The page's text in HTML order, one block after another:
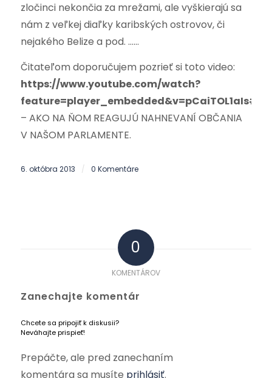
zločinci nekončia za mrežami, ale vyškierajú sa
nám z veľkej diaľky karibských ostrovov, či
nejakého Belize a pod. ……
Čitateľom doporučujem pozrieť si toto video:
https://www.youtube.com/watch?
– AKO NA ŇOM REAGUJÚ NAHNEVANÍ OBČANIA
V NAŠOM PARLAMENTE.
6. októbra 2013 / 0 Komentáre
0
KOMENTÁROV
Zanechajte komentár
Chcete sa pripojiť k diskusii?
Neváhajte prispieť!
Prepáčte, ale pred zanechaním
komentára sa musíte prihlásiť.